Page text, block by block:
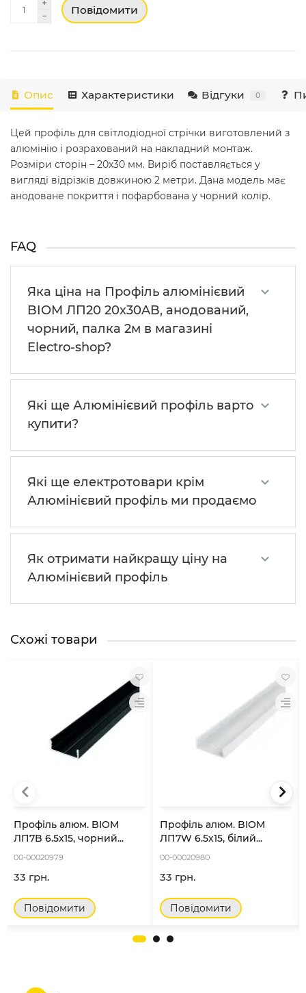
Повідомити
Опис Характеристики Відгуки 0
Цей профіль для світлодіодної стрічки виготовлений з
алюмінію і розрахований на накладний монтаж.
Розміри сторін – 20х30 мм. Виріб поставляється у
вигляді відрізків довжиною 2 метри. Дана модель має
анодоване покриття і пофарбована у чорний колір.
FAQ
Яка ціна на Профіль алюмінієвий
BIOM ЛП20 20х30AB, анодований,
чорний, палка 2м в магазині
Electro-shop?
Які ще Алюмінієвий профіль варто
купити?
Які ще електротовари крім
Алюмінієвий профіль ми продаємо
Як отримати найкращу ціну на
Алюмінієвий профіль
Схожі товари
Профіль алюм. BIOM
ЛП7B 6.5х15, чорний...
00-00020979
33 грн.
Повідомити
Профіль алюм. BIOM
ЛП7W 6.5х15, білий...
00-00020980
33 грн.
Повідомити